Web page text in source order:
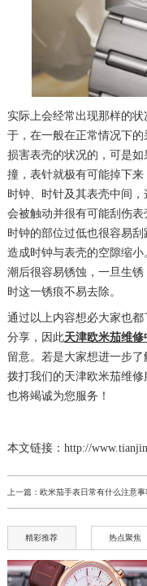
实际上会经常出现那样的
于，在一般在正常情况下
损害表壳的状况的，可是
撞，表针就极有可能掉下
时钟、时针及其表壳中间
会被触动并很有可能刮伤
时钟的部位过低也很容易
造成时钟与表壳的空隙缩
潮后很容易锈蚀，一旦生
时这一锈痕不易去除。
通过以上内容想必大家也
分享，因此天津欧米茄维修
留意。若是大家想进一步
拨打我们的天津欧米茄维
也将竭诚为您服务！
本文链接：http://
上一篇： 欧米茄手表日常有什么注意事
精彩推荐 热点聚焦